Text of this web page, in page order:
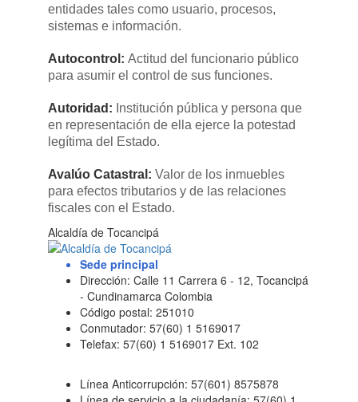
entidades tales como usuario, procesos,
sistemas e información.
Autocontrol: ​Actitud del funcionario público
para asumir el control de sus funciones.
Autoridad: ​Institución pública y persona que
en representación de ella ejerce la potestad
legítima del Estado.​
Avalúo Catastral: ​Valor de los inmuebles
para efectos tributarios y de las relaciones
fiscales con el Estado.​
Alcaldía de Tocancipá
Sede principal
Dirección: Calle 11 Carrera 6 - 12, Tocancipá
- Cundinamarca Colombia
Código postal: 251010
Conmutador: 57(60) 1 5169017
Telefax: 57(60) 1 5169017 Ext. 102
Línea Anticorrupción: 57(601) 8575878